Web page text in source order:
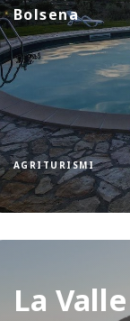
Bolsena
AGRITURISMI
La